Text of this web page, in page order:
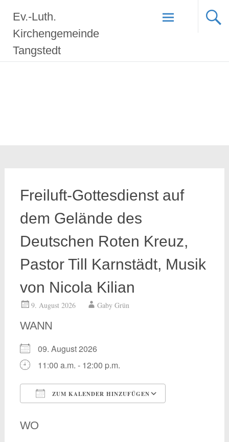
Inhalt
springen
Ev.-Luth.
Kirchengemeinde
Tangstedt
Freiluft-Gottesdienst auf
dem Gelände des
Deutschen Roten Kreuz,
Pastor Till Karnstädt, Musik
von Nicola Kilian
9. August 2026 Gaby Grün
WANN
09. August 2026
11:00 a.m. - 12:00 p.m.
ZUM KALENDER HINZUFÜGEN
WO